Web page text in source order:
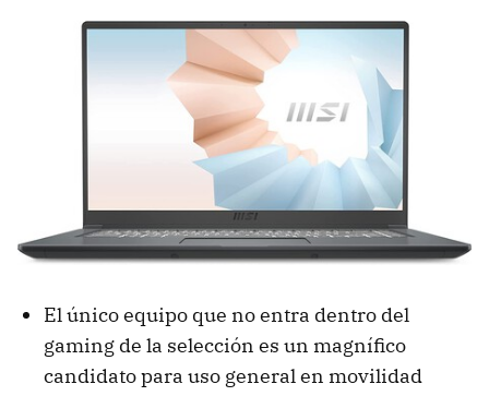
El único equipo que no entra dentro del
gaming de la selección es un magnífico
candidato para uso general en movilidad